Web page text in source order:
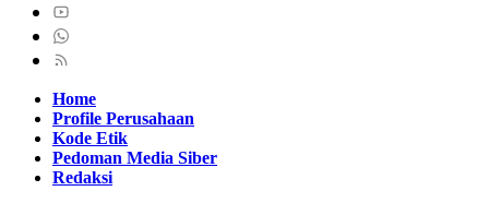
Home
Profile Perusahaan
Kode Etik
Pedoman Media Siber
Redaksi